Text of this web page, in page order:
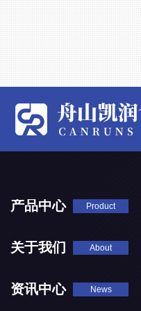
产品中心 Product
关于我们 About
资讯中心 News